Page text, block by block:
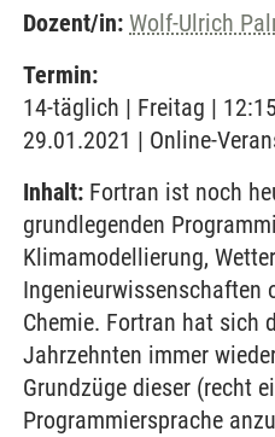
Dozent/in: Wolf-Ulrich
Termin:
14-täglich | Freitag |
29.01.2021 | Online-
Inhalt: Fortran ist noch
grundlegenden
Klimamodellierung,
Ingenieurwissenschaften
Chemie. Fortran hat sich
Jahrzehnten immer
Grundzüge dieser (recht
Programmiersprache